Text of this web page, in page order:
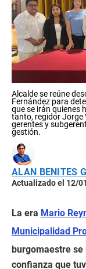
Alcalde se reúne
Fernández para
que se irán quienes
tanto, regidor Jorge
gerentes y
gestión.
ALAN BENITES
Actualizado el 12/
La era Mario
Municipalidad
burgomaestre
confianza que